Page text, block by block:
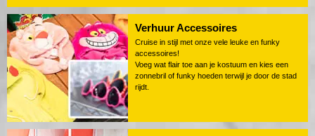
Verhuur Accessoires
Cruise in stijl met onze vele leuke en funky
accessoires!
Voeg wat flair toe aan je kostuum en kies een
zonnebril of funky hoeden terwijl je door de stad
rijdt.